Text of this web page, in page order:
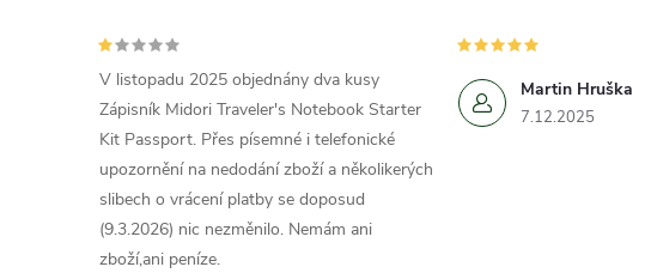
V listopadu 2025 objednány dva kusy
Zápisník Midori Traveler's Notebook Starter
Kit Passport. Přes písemné i telefonické
upozornění na nedodání zboží a několikerých
slibech o vrácení platby se doposud
(9.3.2026) nic nezměnilo. Nemám ani
zboží,ani peníze.
Martin Hruška
7.12.2025